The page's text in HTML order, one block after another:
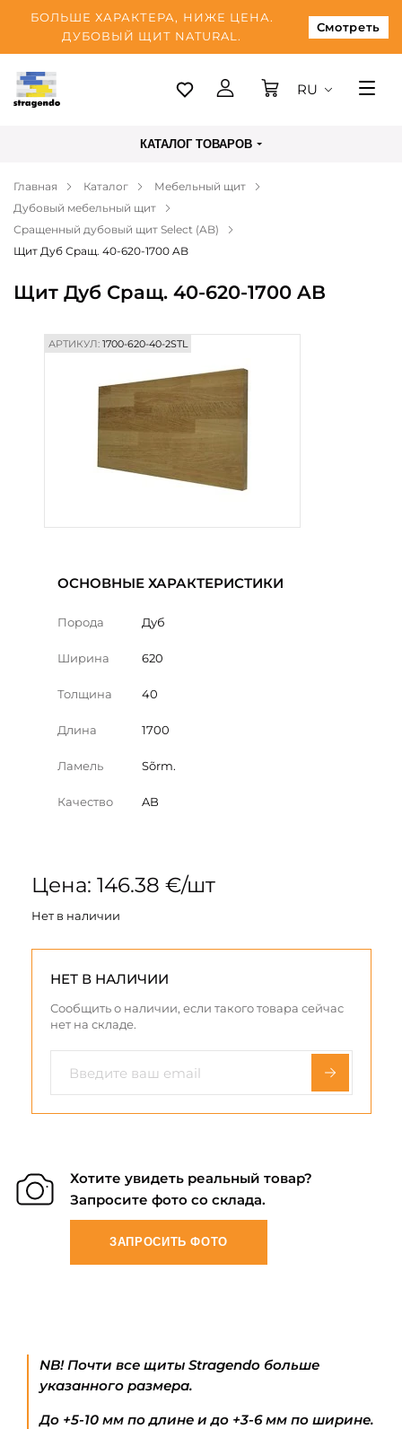
БОЛЬШЕ ХАРАКТЕРА, НИЖЕ ЦЕНА.
ДУБОВЫЙ ЩИТ NATURAL.
Смотреть
Таллинн
Оплата
О нас
Блог
Контакты
RU
КАТАЛОГ ТОВАРОВ
Главная Каталог
Мебельный щит
Дубовый мебельный щит
Сращенный дубовый щит Select (AB)
Щит Дуб Сращ. 40-620-1700 AB
Щит Дуб Сращ. 40-620-1700 AB
АРТИКУЛ:1700-620-40-2STL
ОСНОВНЫЕ ХАРАКТЕРИСТИКИ
Порода Дуб
Ширина 620
Толщина 40
Длина 1700
Ламель Sõrm.
Качество AB
Цена: 146.38 €/шт
Нет в наличии
НЕТ В НАЛИЧИИ
Сообщить о наличии, если такого товара сейчас
нет на складе.
Хотите увидеть реальный товар?
Запросите фото со склада.
ЗАПРОСИТЬ ФОТО
NB! Почти все щиты Stragendo больше
указанного размера.
До +5-10 мм по длине и до +3-6 мм по ширине.